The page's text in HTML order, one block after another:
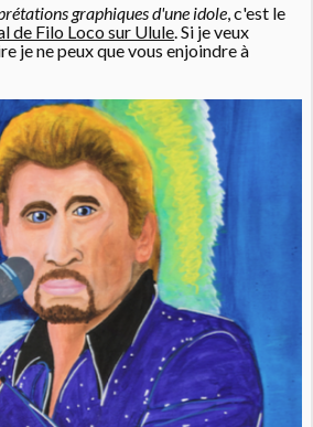
graphiques d'une idole, c'est le
de Filo Loco sur Ulule. Si je veux
je ne peux que vous enjoindre à